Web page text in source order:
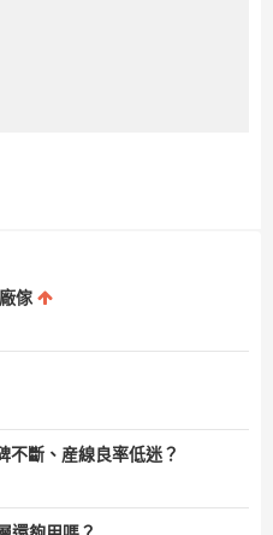
傢
不斷、産線良率低迷？